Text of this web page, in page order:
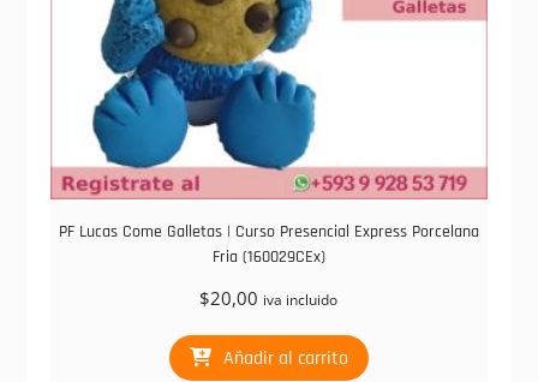
PF Lucas Come Galletas | Curso Presencial Express Porcelana
Fria (160029CEx)
$20,00 iva incluido
Añadir al carrito